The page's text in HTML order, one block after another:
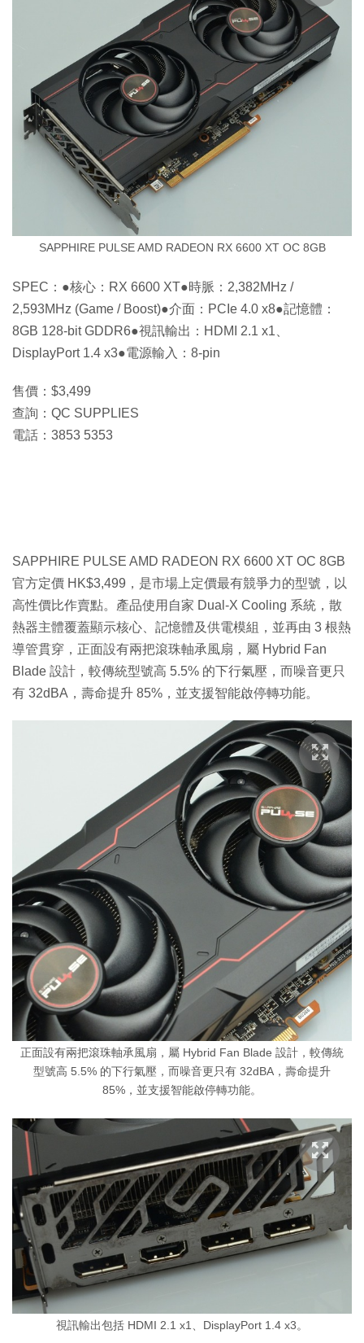
SAPPHIRE PULSE AMD RADEON RX 6600 XT OC 8GB
SPEC：●核心：RX 6600 XT●時脈：2,382MHz /
2,593MHz (Game / Boost)●介面：PCIe 4.0 x8●記憶體：
8GB 128-bit GDDR6●視訊輸出：HDMI 2.1 x1、
DisplayPort 1.4 x3●電源輸入：8-pin
售價：$3,499
查詢：QC SUPPLIES
電話：3853 5353
SAPPHIRE PULSE AMD RADEON RX 6600 XT OC 8GB
官方定價 HK$3,499，是市場上定價最有競爭力的型號，以
高性價比作賣點。產品使用自家 Dual-X Cooling 系統，散
熱器主體覆蓋顯示核心、記憶體及供電模組，並再由 3 根熱
導管貫穿，正面設有兩把滾珠軸承風扇，屬 Hybrid Fan
Blade 設計，較傳統型號高 5.5% 的下行氣壓，而噪音更只
有 32dBA，壽命提升 85%，並支援智能啟停轉功能。
正面設有兩把滾珠軸承風扇，屬 Hybrid Fan Blade 設計，較傳統
型號高 5.5% 的下行氣壓，而噪音更只有 32dBA，壽命提升
85%，並支援智能啟停轉功能。
視訊輸出包括 HDMI 2.1 x1、DisplayPort 1.4 x3。